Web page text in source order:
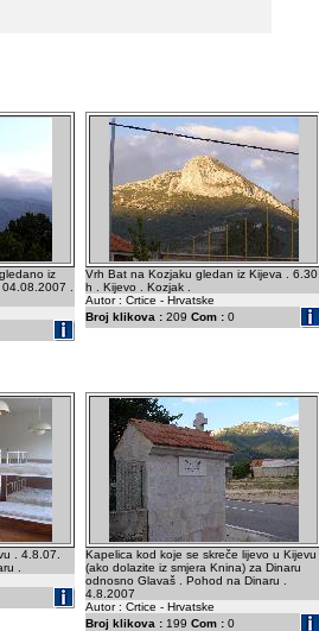
iz
.
Vrh Bat na Kozjaku gledan iz Kijeva . 6.30
h . Kijevo . Kozjak .
Autor : Crtice - Hrvatske
Broj klikova : 209 Com : 0
. 4.8.07.
.
Kapelica kod koje se skreče lijevo u Kijevu
(ako dolazite iz smjera Knina) za Dinaru
odnosno Glavaš . Pohod na Dinaru .
4.8.2007
Autor : Crtice - Hrvatske
Broj klikova : 199 Com : 0